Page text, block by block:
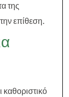
της
επίθεση.
καθοριστικό